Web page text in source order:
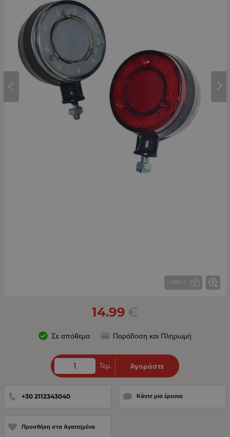
1 από 5
14.99 €
Σε απόθεμα Παράδοση και Πληρωμή
Τεμ. Αγοράστε
+30 2112343040 Κάντε μια έρευνα
Προσθήκη στα Αγαπημένα